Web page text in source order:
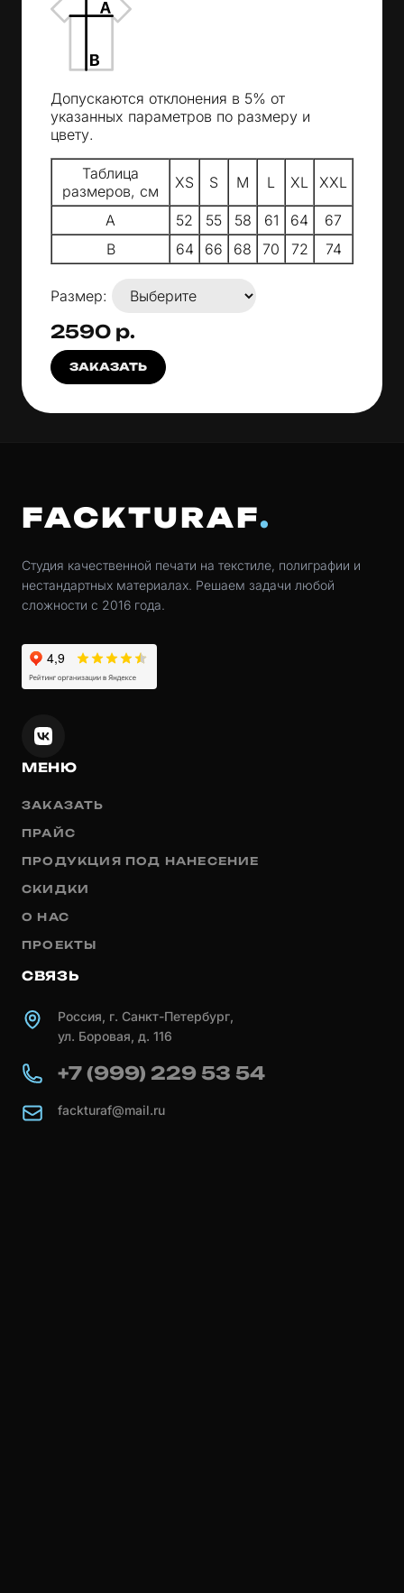
Допускаются отклонения в 5% от
указанных параметров по размеру и
цвету.
Таблица
размеров, см
XS S M L XL XXL
A 52 55 58 61 64
67
B
64 66 68 70 72 74
Размер:
2590 р.
ЗАКАЗАТЬ
FACKTURAF
Студия качественной печати на текстиле, полиграфии и
нестандартных материалах. Решаем задачи любой
сложности с 2016 года.
МЕНЮ
ЗАКАЗАТЬ
ПРАЙС
ПРОДУКЦИЯ ПОД НАНЕСЕНИЕ
СКИДКИ
О НАС
ПРОЕКТЫ
СВЯЗЬ
Россия, г. Санкт-Петербург,
ул. Боровая, д. 116
+7 (999) 229 53 54
fackturaf@mail.ru